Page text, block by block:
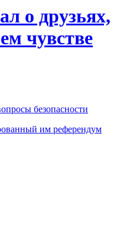
о друзьях,
чувстве
безопасности
им референдум